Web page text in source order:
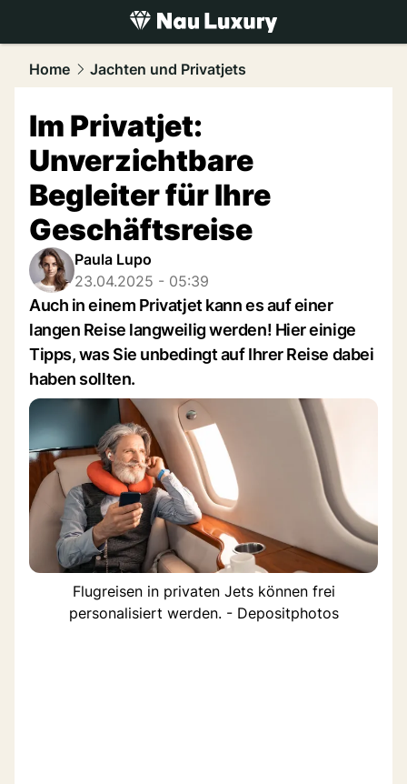
luxury.NAU.ch
Home Jachten und Privatjets
Im Privatjet:
Unverzichtbare
Begleiter für Ihre
Geschäftsreise
Paula Lupo
23.04.2025 - 05:39
Auch in einem Privatjet kann es auf einer
langen Reise langweilig werden! Hier einige
Tipps, was Sie unbedingt auf Ihrer Reise dabei
haben sollten.
Flugreisen in privaten Jets können frei
personalisiert werden. - Depositphotos